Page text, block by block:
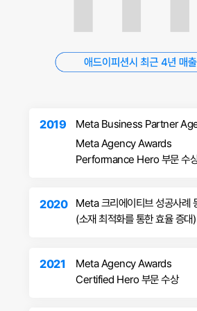
2019
Meta Business Partner
Meta Agency Awards
Performance Hero 부문 수
2020
Meta 크리에이티브 성공사례
(소재 최적화를 통한 효율 증대)
2021
Meta Agency Awards
Certified Hero 부문 수상